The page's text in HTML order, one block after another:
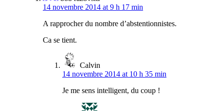
14 novembre 2014 at 9 h 17 min
A rapprocher du nombre d’abstentionnistes.
Ca se tient.
Calvin
14 novembre 2014 at 10 h 35 min
Je me sens intelligent, du coup !